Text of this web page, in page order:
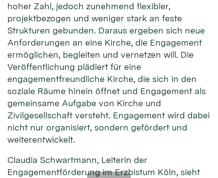
hoher Zahl, jedoch zunehmend flexibler,
projektbezogen und weniger stark an feste
Strukturen gebunden. Daraus ergeben sich neue
Anforderungen an eine Kirche, die Engagement
ermöglichen, begleiten und vernetzen will. Die
Veröffentlichung plädiert für eine
engagementfreundliche Kirche, die sich in den
soziale Räume hinein öffnet und Engagement als
gemeinsame Aufgabe von Kirche und
Zivilgesellschaft versteht. Engagement wird dabei
nicht nur organisiert, sondern gefördert und
weiterentwickelt.
Claudia Schwartmann, Leiterin der
Engagementförderung im Erzbistum Köln, sieht